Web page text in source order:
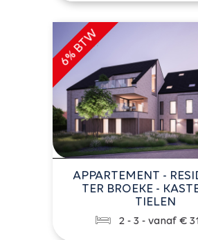
APPARTEMENT -
TER BROEKE -
TIELEN
2 - 3 - vanaf €